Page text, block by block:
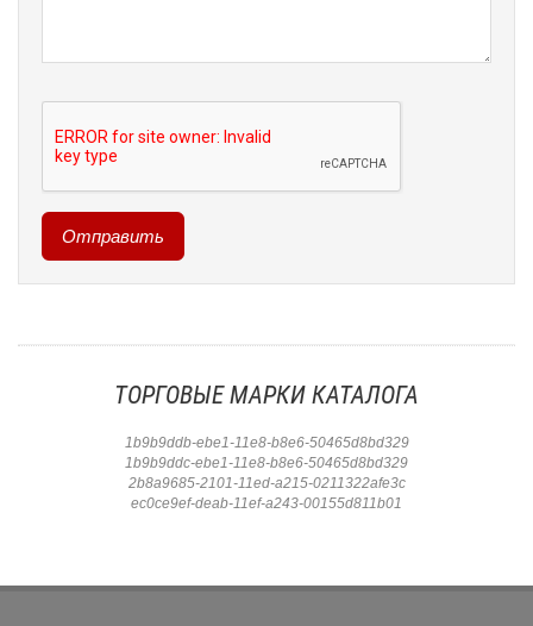
ТОРГОВЫЕ МАРКИ КАТАЛОГА
1b9b9ddb-ebe1-11e8-b8e6-50465d8bd329
1b9b9ddc-ebe1-11e8-b8e6-50465d8bd329
2b8a9685-2101-11ed-a215-0211322afe3c
ec0ce9ef-deab-11ef-a243-00155d811b01